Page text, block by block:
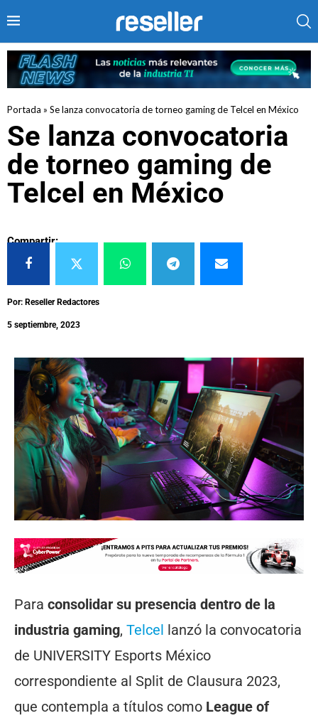
Portada » Se lanza convocatoria de torneo gaming de Telcel en México
Se lanza convocatoria
de torneo gaming de
Telcel en México
Compartir:
Por: Reseller Redactores
5 septiembre, 2023
Para consolidar su presencia dentro de la
industria gaming, Telcel lanzó la convocatoria
de UNIVERSITY Esports México
correspondiente al Split de Clausura 2023,
que contempla a títulos como League of